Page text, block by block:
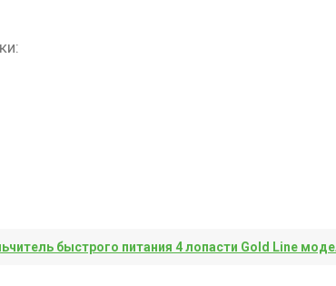
быстрого питания 4 лопасти Gold Line